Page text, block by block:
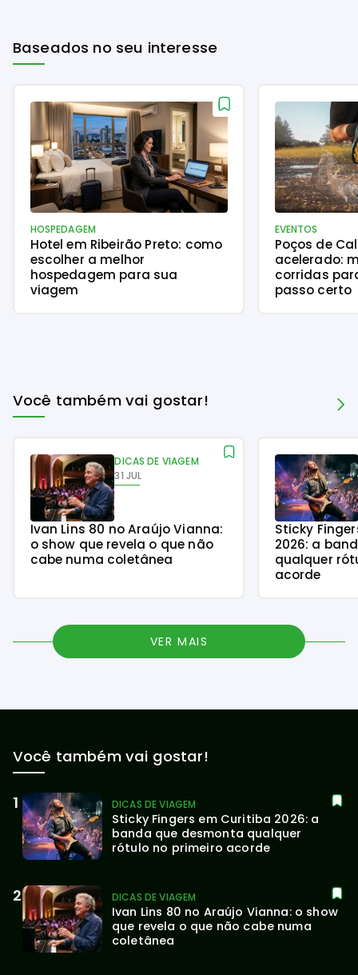
Baseados no seu interesse
HOSPEDAGEM
Hotel em Ribeirão Preto: como
escolher a melhor
hospedagem para sua
viagem
EVENTOS
Poços de
acelerado:
corridas
passo certo
Você também vai gostar!
DICAS DE VIAGEM
31 JUL
Ivan Lins 80 no Araújo Vianna:
o show que revela o que não
cabe numa coletânea
Sticky
2026: a
qualquer
acorde
VER MAIS
Você também vai gostar!
DICAS DE VIAGEM
Sticky Fingers em Curitiba 2026: a
banda que desmonta qualquer
rótulo no primeiro acorde
DICAS DE VIAGEM
Ivan Lins 80 no Araújo Vianna: o show
que revela o que não cabe numa
coletânea